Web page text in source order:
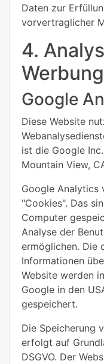
Daten zur
vorvertraglicher
4.
Werbung
Google
Diese Website
ist die Google
Mountain View,
Google Analytics
"Cookies". Das
Computer
Analyse der
ermöglichen. Die
Informationen
Website werden
Google in den
gespeichert.
Die Speicherung
erfolgt auf
DSGVO. Der